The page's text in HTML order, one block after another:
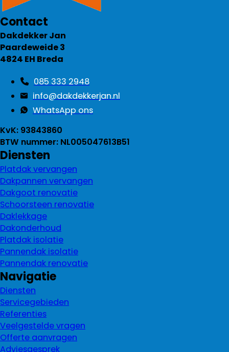
Contact
Dakdekker Jan
Paardeweide 3
4824 EH Breda
085 333 2948
info@dakdekkerjan.nl
WhatsApp ons
KvK: 93843860
BTW nummer: NL005047613B51
Diensten
Platdak vervangen
Dakpannen vervangen
Dakgoot renovatie
Schoorsteen renovatie
Daklekkage
Dakonderhoud
Platdak isolatie
Pannendak isolatie
Pannendak renovatie
Navigatie
Diensten
Servicegebieden
Referenties
Veelgestelde vragen
Offerte aanvragen
Adviesgesprek